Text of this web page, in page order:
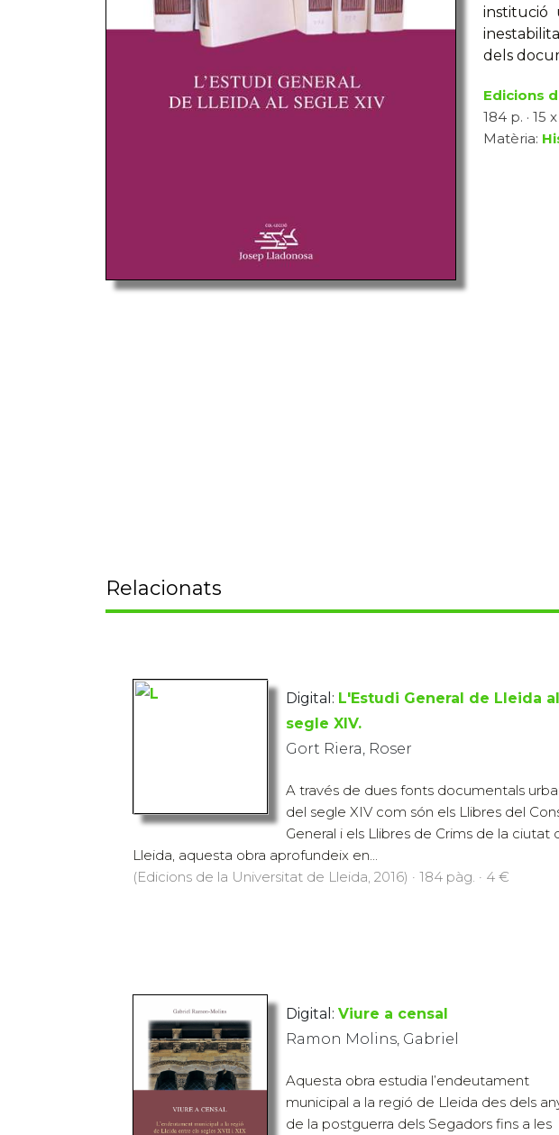
institució
dels
Edicions
184 p. · 15
Matèria:
Relacionats
Digital: L'Estudi General de Lleida al
segle XIV.
Gort Riera, Roser
A través de dues fonts documentals
del segle XIV com són els Llibres del
General i els Llibres de Crims de la ciutat
Lleida, aquesta obra aprofundeix en...
(Edicions de la Universitat de Lleida, 2016) · 184 pàg. · 4 €
Digital: Viure a censal
Ramon Molins, Gabriel
Aquesta obra estudia l’endeutament
municipal a la regió de Lleida des dels
de la postguerra dels Segadors fins a les